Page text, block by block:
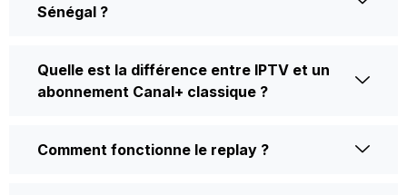
Sénégal ?
Quelle est la différence entre IPTV et un
abonnement Canal+ classique ?
Comment fonctionne le replay ?